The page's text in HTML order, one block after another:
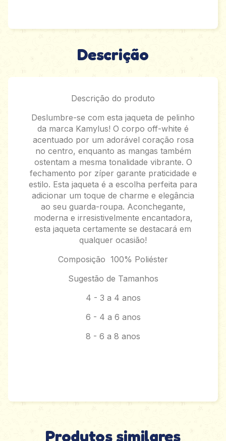
Descrição
Descrição do produto
Deslumbre-se com esta jaqueta de pelinho
da marca Kamylus! O corpo off-white é
acentuado por um adorável coração rosa
no centro, enquanto as mangas também
ostentam a mesma tonalidade vibrante. O
fechamento por zíper garante praticidade e
estilo. Esta jaqueta é a escolha perfeita para
adicionar um toque de charme e elegância
ao seu guarda-roupa. Aconchegante,
moderna e irresistivelmente encantadora,
esta jaqueta certamente se destacará em
qualquer ocasião!
Composição 100% Poliéster
Sugestão de Tamanhos
4 - 3 a 4 anos
6 - 4 a 6 anos
8 - 6 a 8 anos
Produtos similares